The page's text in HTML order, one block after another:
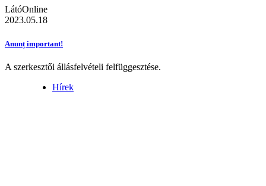
LátóOnline
2023.05.18
Anunț important!
A szerkesztői állásfelvételi felfüggesztése.
Hírek